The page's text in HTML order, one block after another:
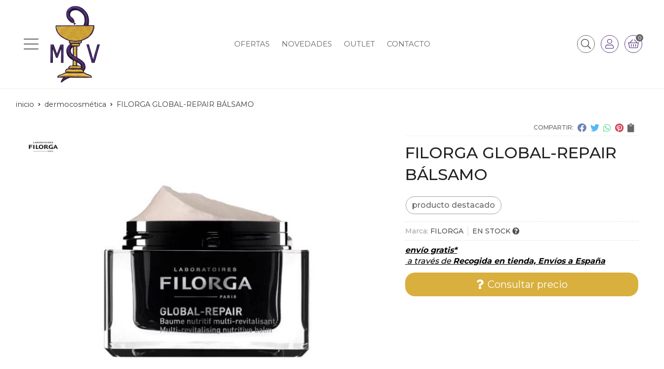
OFERTAS NOVEDADES OUTLET CONTACTO
0
inicio dermocosmética FILORGA GLOBAL-REPAIR BÁLSAMO
COMPARTIR:
FILORGA GLOBAL-REPAIR
BÁLSAMO
producto destacado
Marca: FILORGA EN STOCK
envío gratis*
a través de Recogida en tienda, Envíos a España
Consultar precio